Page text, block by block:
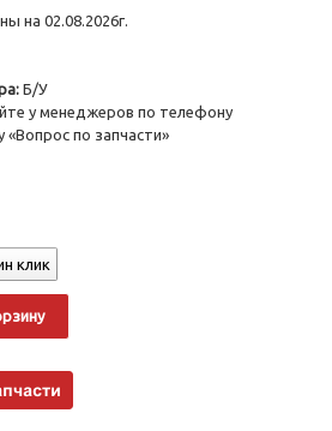
на 02.08.2026г.
Б/У
у менеджеров по телефону
по запчасти»
клик